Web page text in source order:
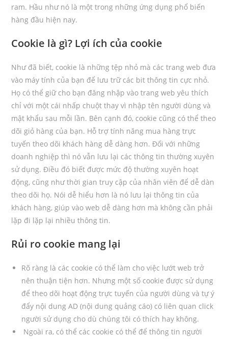
ram. Hầu như nó là một trong những ứng dụng phổ biến
hàng đầu hiện nay.
Cookie là gì? Lợi ích của cookie
Như đã biết, cookie là những tệp nhỏ mà các trang web đưa
vào máy tính của bạn để lưu trữ các bit thông tin cực nhỏ.
Họ có thể giữ cho bạn đăng nhập vào trang web yêu thích
chỉ với một cái nhấp chuột thay vì nhập tên người dùng và
mật khẩu sau mỗi lần. Bên cạnh đó, cookie cũng có thể theo
dõi giỏ hàng của bạn. Hỗ trợ tính năng mua hàng trực
tuyến theo dõi khách hàng dễ dàng hơn. Đối với những
doanh nghiệp thì nó vẫn lưu lại các thông tin thường xuyên
sử dụng. Điều đó biết được mức độ thường xuyên hoạt
động, cũng như thời gian truy cập của nhân viên để dễ dàn
theo dõi họ. Nói dễ hiểu hơn là nó lưu lại thông tin của
khách hàng, giúp vào web dễ dàng hơn mà không cần phải
lặp đi lặp lại nhiều thông tin.
Rủi ro cookie mang lại
Rõ ràng là các cookie có thể làm cho việc lướt web trở
nên thuận tiện hơn. Nhưng một số cookie được sử dụng
để theo dõi hoạt động trực tuyến của người dùng và tự ý
đẩy nội dung AD (nội dung quảng cáo) có liên quan click
người sử dụng cho dù chúng tôi có thích hay không.
Ngoài ra, có thể các cookie có thể để thông tin người